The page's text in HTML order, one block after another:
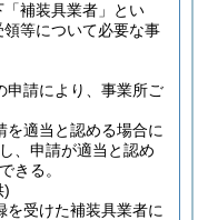
「補装具業者」とい
等について必要な事
申請により、事業所ご
を適当と認める場合に
、申請が適当と認め
きる。
)
を受けた補装具業者に